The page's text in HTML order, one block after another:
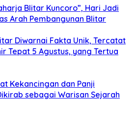
Blitar Kuncoro”, Hari Jadi
Arah Pembangunan Blitar
Diwarnai Fakta Unik, Tercatat
Tepat 5 Agustus, yang Tertua
Kekancingan dan Panji
sebagai Warisan Sejarah